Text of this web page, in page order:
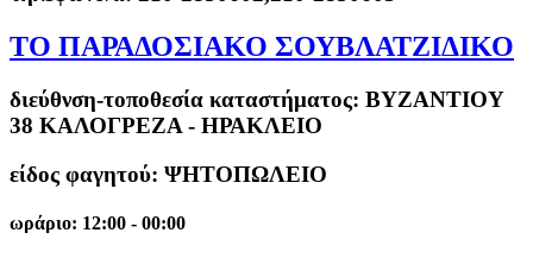
ΤΟ ΠΑΡΑΔΟΣΙΑΚΟ ΣΟΥΒΛΑΤΖΙΔΙΚΟ
διεύθνση-τοποθεσία καταστήματος: ΒΥΖΑΝΤΙΟΥ
38 ΚΑΛΟΓΡΕΖΑ - ΗΡΑΚΛΕΙΟ
είδος φαγητού: ΨΗΤΟΠΩΛΕΙΟ
ωράριο: 12:00 - 00:00